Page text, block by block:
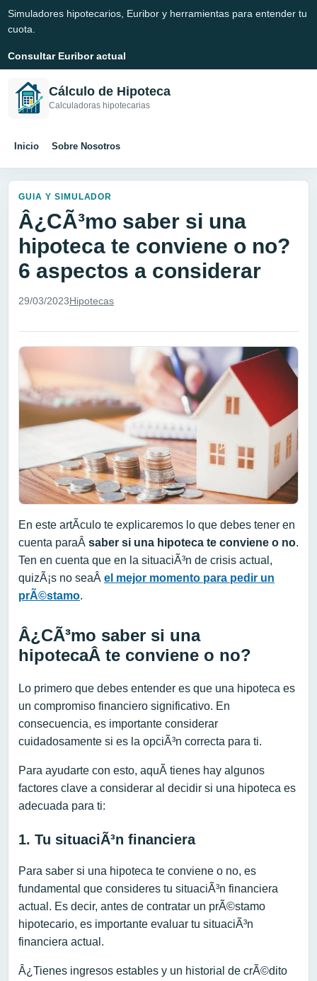
Simuladores hipotecarios, Euribor y herramientas para entender tu
cuota.
Consultar Euribor actual
Cálculo de Hipoteca
Calculadoras hipotecarias
Inicio Sobre Nosotros
GUIA Y SIMULADOR
Â¿CÃ³mo saber si una
hipoteca te conviene o no?
6 aspectos a considerar
29/03/2023Hipotecas
En este artÃ­culo te explicaremos lo que debes tener en
cuenta paraÂ saber si una hipoteca te conviene o no.
Ten en cuenta que en la situaciÃ³n de crisis actual,
quizÃ¡s no seaÂ el mejor momento para pedir un
prÃ©stamo.
Â¿CÃ³mo saber si una
hipotecaÂ te conviene o no?
Lo primero que debes entender es que una hipoteca es
un compromiso financiero significativo. En
consecuencia, es importante considerar
cuidadosamente si es la opciÃ³n correcta para ti.
Para ayudarte con esto, aquÃ­ tienes hay algunos
factores clave a considerar al decidir si una hipoteca es
adecuada para ti:
1. Tu situaciÃ³n financiera
Para saber si una hipoteca te conviene o no, es
fundamental que consideres tu situaciÃ³n financiera
actual. Es decir, antes de contratar un prÃ©stamo
hipotecario, es importante evaluar tu situaciÃ³n
financiera actual.
Â¿Tienes ingresos estables y un historial de crÃ©dito